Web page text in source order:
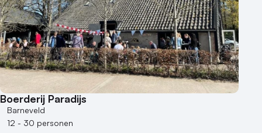
Boerderij Paradijs
Barneveld
12 - 30 personen